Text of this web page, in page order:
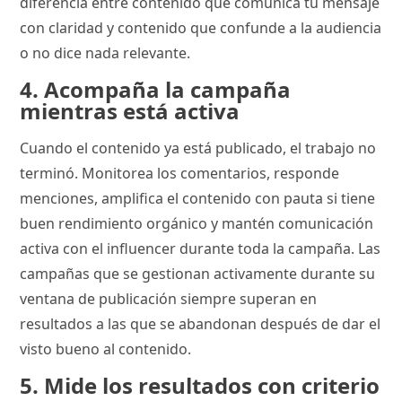
con claridad y contenido que confunde a la audiencia
o no dice nada relevante.
4. Acompaña la campaña
mientras está activa
Cuando el contenido ya está publicado, el trabajo no
terminó. Monitorea los comentarios, responde
menciones, amplifica el contenido con pauta si tiene
buen rendimiento orgánico y mantén comunicación
activa con el influencer durante toda la campaña. Las
campañas que se gestionan activamente durante su
ventana de publicación siempre superan en
resultados a las que se abandonan después de dar el
visto bueno al contenido.
5. Mide los resultados con criterio